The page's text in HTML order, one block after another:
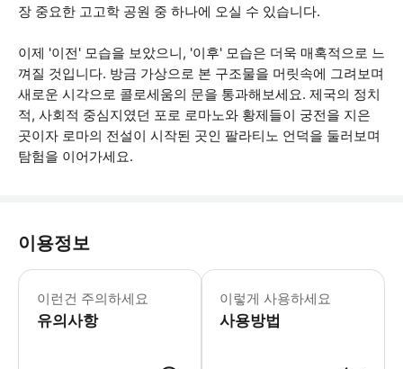
장 중요한 고고학 공원 중 하나에 오실 수 있습니다.
이제 '이전' 모습을 보았으니, '이후' 모습은 더욱 매혹적으로 느
껴질 것입니다. 방금 가상으로 본 구조물을 머릿속에 그려보며
새로운 시각으로 콜로세움의 문을 통과해보세요. 제국의 정치
적, 사회적 중심지였던 포로 로마노와 황제들이 궁전을 지은
곳이자 로마의 전설이 시작된 곳인 팔라티노 언덕을 둘러보며
탐험을 이어가세요.
이용정보
이런건 주의하세요
유의사항
VR 체험은 보안상의 이유로 기념물
이렇게 사용하세요
사용방법